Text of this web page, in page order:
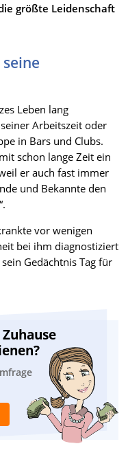
größte Leidenschaft
Leben lang
Arbeitszeit oder
in Bars und Clubs.
schon lange Zeit ein
er auch fast immer
und Bekannte den
vor wenigen
bei ihm diagnostiziert
Gedächtnis Tag für